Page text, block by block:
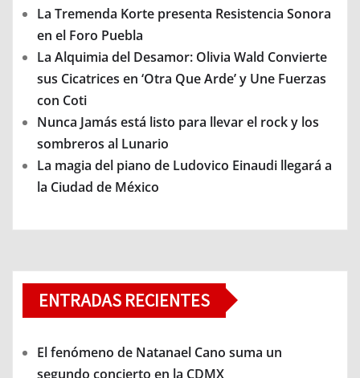
La Tremenda Korte presenta Resistencia Sonora
en el Foro Puebla
La Alquimia del Desamor: Olivia Wald Convierte
sus Cicatrices en ‘Otra Que Arde’ y Une Fuerzas
con Coti
Nunca Jamás está listo para llevar el rock y los
sombreros al Lunario
La magia del piano de Ludovico Einaudi llegará a
la Ciudad de México
ENTRADAS RECIENTES
El fenómeno de Natanael Cano suma un
segundo concierto en la CDMX